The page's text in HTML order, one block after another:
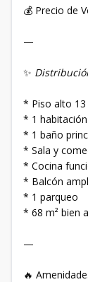
💰 Precio de
—
✨
* Piso alto 13
* 1
* 1 baño
* Sala y
* Cocina
* Balcón
* 1 parqueo
* 68 m² bien
—
🔥